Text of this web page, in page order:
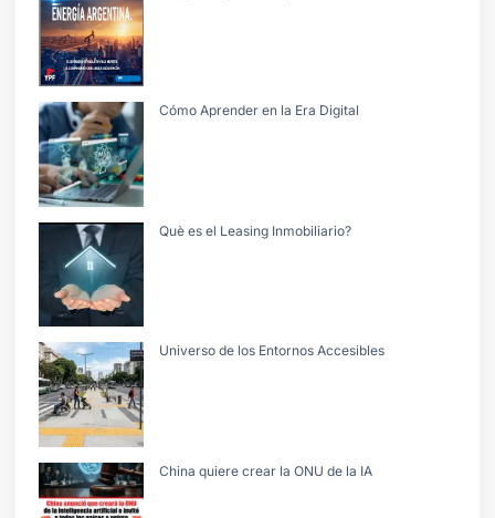
Cómo Aprender en la Era Digital
Què es el Leasing Inmobiliario?
Universo de los Entornos Accesibles
China quiere crear la ONU de la IA